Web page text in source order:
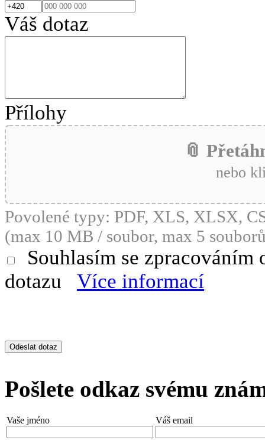
Váš dotaz
Přílohy
📎
nebo
Povolené typy: PDF, XLS, XLSX,
(max 10 MB / soubor, max 5
Souhlasím se
dotazu
Více informací
Pošlete odkaz svému
Vaše jméno Váš email